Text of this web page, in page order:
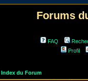
Forums
FAQ
Profil
du Forum